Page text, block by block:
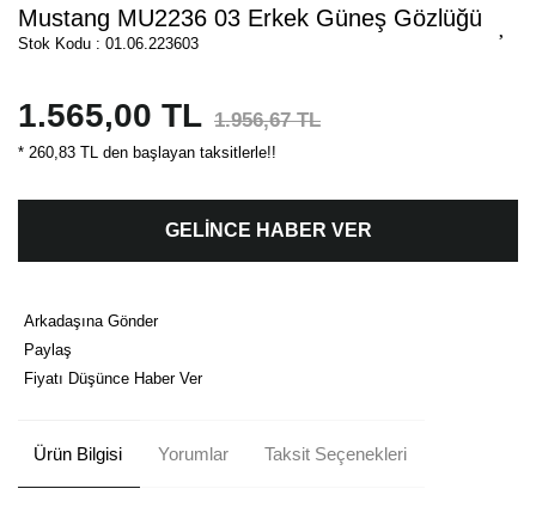
Mustang MU2236 03 Erkek Güneş Gözlüğü
Stok Kodu : 01.06.223603
1.565,00 TL 1.956,67 TL
* 260,83 TL den başlayan taksitlerle!!
GELİNCE HABER VER
Arkadaşına Gönder
Paylaş
Fiyatı Düşünce Haber Ver
Ürün Bilgisi Yorumlar Taksit Seçenekleri